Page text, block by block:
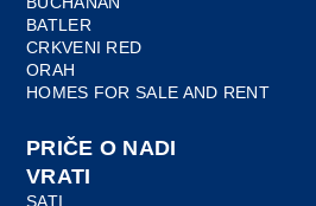
BATLER
CRKVENI RED
ORAH
HOMES FOR SALE AND RENT
PRIČE O NADI
VRATI
SATI